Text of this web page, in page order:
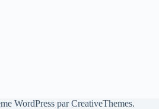
WordPress parCreativeThemes.